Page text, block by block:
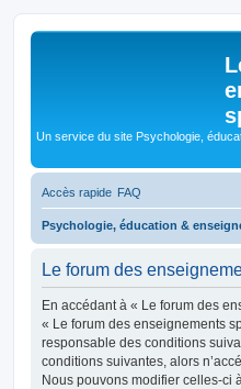
Un service du site Psychologie,
Accès rapide FAQ
Psychologie, éducation &
Le forum des
En accédant à « Le forum des
« Le forum des enseignements
responsable des conditions
conditions suivantes, alors
Nous pouvons modifier celles-ci